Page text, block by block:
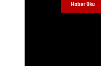
Haber Oku